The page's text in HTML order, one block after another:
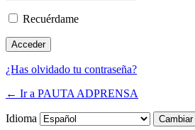
Recuérdame
¿Has olvidado tu contraseña?
← Ir a PAUTA ADPRENSA
Idioma